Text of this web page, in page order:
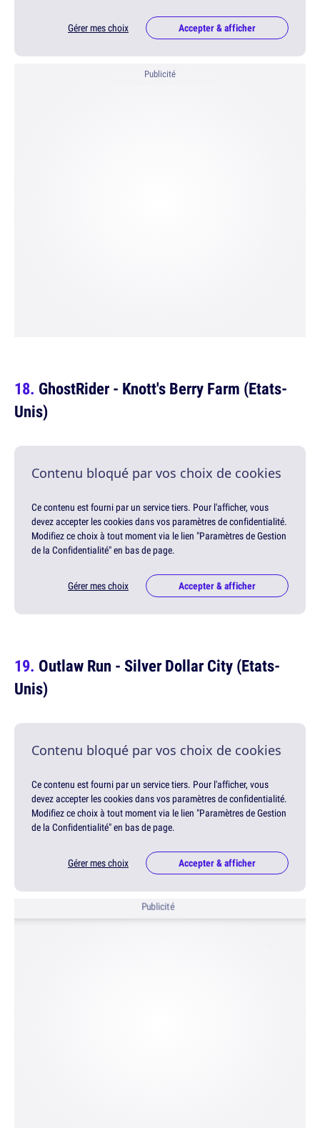
Gérer mes choix Accepter & afficher
Publicité
GhostRider - Knott's Berry Farm (Etats-
Unis)
Contenu bloqué par vos choix de cookies
Ce contenu est fourni par un service tiers. Pour l'afficher, vous
devez accepter les cookies dans vos paramètres de confidentialité.
Modifiez ce choix à tout moment via le lien "Paramètres de Gestion
de la Confidentialité" en bas de page.
Gérer mes choix Accepter & afficher
Outlaw Run - Silver Dollar City (Etats-
Unis)
Contenu bloqué par vos choix de cookies
Ce contenu est fourni par un service tiers. Pour l'afficher, vous
devez accepter les cookies dans vos paramètres de confidentialité.
Modifiez ce choix à tout moment via le lien "Paramètres de Gestion
de la Confidentialité" en bas de page.
Gérer mes choix Accepter & afficher
Publicité